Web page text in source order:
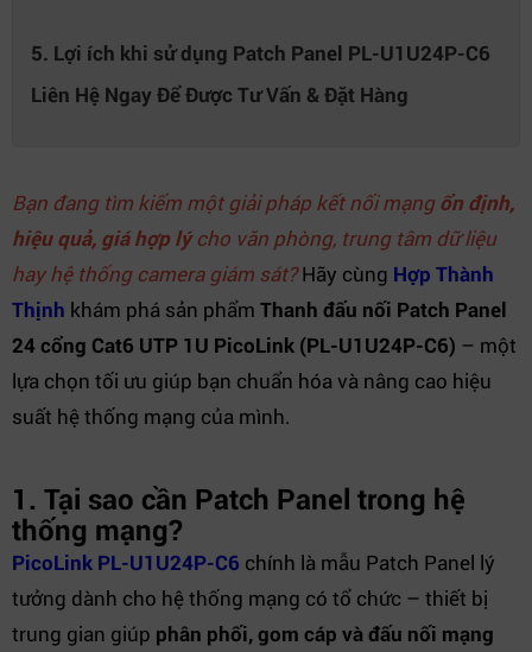
5. Lợi ích khi sử dụng Patch Panel PL-U1U24P-C6
Liên Hệ Ngay Để Được Tư Vấn & Đặt Hàng
Bạn đang tìm kiếm một giải pháp kết nối mạngổn định,
hiệu quả, giá hợp lýcho văn phòng, trung tâm dữ liệu
hay hệ thống camera giám sát?Hãy cùng Hợp Thành
Thịnh khám phá sản phẩm Thanh đấu nối Patch Panel
24 cổng Cat6 UTP 1U PicoLink (PL-U1U24P-C6) – một
lựa chọn tối ưu giúp bạn chuẩn hóa và nâng cao hiệu
suất hệ thống mạng của mình.
1. Tại sao cần Patch Panel trong hệ
thống mạng?
PicoLink PL-U1U24P-C6 chính là mẫu Patch Panel lý
tưởng dành cho hệ thống mạng có tổ chức – thiết bị
trung gian giúp phân phối, gom cáp và đấu nối mạng